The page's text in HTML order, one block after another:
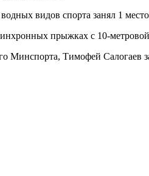
видов спорта занял 1
прыжках с 10-
Минспорта, Тимофей